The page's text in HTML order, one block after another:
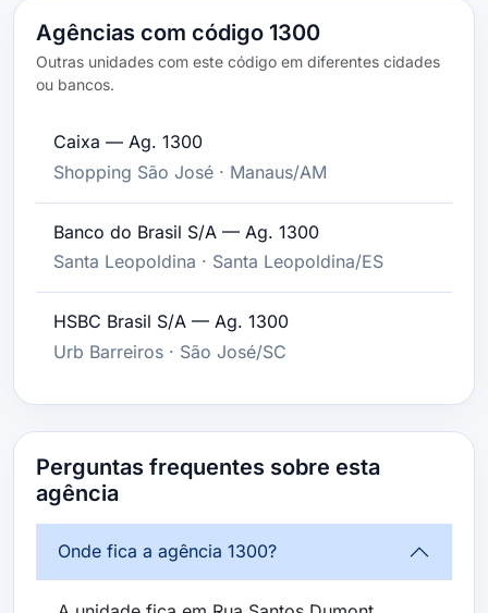
Agências com código 1300
Outras unidades com este código em diferentes cidades
ou bancos.
Caixa — Ag. 1300
Shopping São José · Manaus/AM
Banco do Brasil S/A — Ag. 1300
Santa Leopoldina · Santa Leopoldina/ES
HSBC Brasil S/A — Ag. 1300
Urb Barreiros · São José/SC
Perguntas frequentes sobre esta
agência
Onde fica a agência 1300?